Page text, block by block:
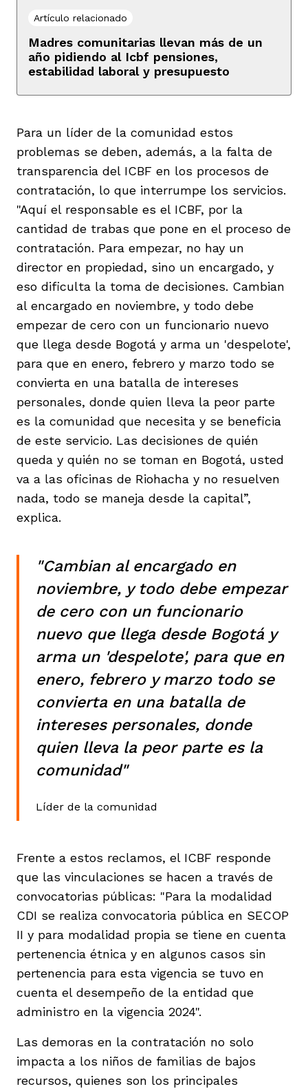
Artículo relacionado
Madres comunitarias llevan más de un
año pidiendo al Icbf pensiones,
estabilidad laboral y presupuesto
Para un líder de la comunidad estos
problemas se deben, además, a la falta de
transparencia del ICBF en los procesos de
contratación, lo que interrumpe los servicios.
"Aquí el responsable es el ICBF, por la
cantidad de trabas que pone en el proceso de
contratación. Para empezar, no hay un
director en propiedad, sino un encargado, y
eso dificulta la toma de decisiones. Cambian
al encargado en noviembre, y todo debe
empezar de cero con un funcionario nuevo
que llega desde Bogotá y arma un 'despelote',
para que en enero, febrero y marzo todo se
convierta en una batalla de intereses
personales, donde quien lleva la peor parte
es la comunidad que necesita y se beneficia
de este servicio. Las decisiones de quién
queda y quién no se toman en Bogotá, usted
va a las oficinas de Riohacha y no resuelven
nada, todo se maneja desde la capital”,
explica.
"Cambian al encargado en
noviembre, y todo debe empezar
de cero con un funcionario
nuevo que llega desde Bogotá y
arma un 'despelote', para que en
enero, febrero y marzo todo se
convierta en una batalla de
intereses personales, donde
quien lleva la peor parte es la
comunidad"
Líder de la comunidad
Frente a estos reclamos, el ICBF responde
que las vinculaciones se hacen a través de
convocatorias públicas: "Para la modalidad
CDI se realiza convocatoria pública en SECOP
II y para modalidad propia se tiene en cuenta
pertenencia étnica y en algunos casos sin
pertenencia para esta vigencia se tuvo en
cuenta el desempeño de la entidad que
administro en la vigencia 2024".
Las demoras en la contratación no solo
impacta a los niños de familias de bajos
recursos, quienes son los principales